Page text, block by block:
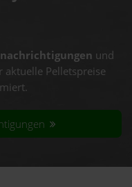
und
aktuelle Pelletspreise